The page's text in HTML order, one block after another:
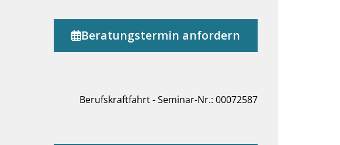
Beratungstermin anfordern
Berufskraftfahrt - Seminar-Nr.: 00072587